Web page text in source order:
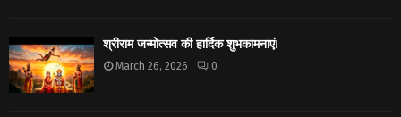
श्रीराम जन्मोत्सव की हार्दिक शुभकामनाएं!
March 26, 2026 0